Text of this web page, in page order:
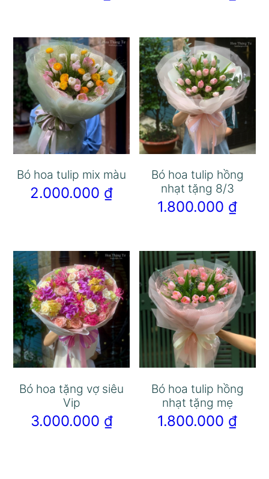
Bó hoa tulip mix màu
2.000.000 ₫
Bó hoa tulip hồng
nhạt tặng 8/3
1.800.000 ₫
Bó hoa tặng vợ siêu
Vip
3.000.000 ₫
Bó hoa tulip hồng
nhạt tặng mẹ
1.800.000 ₫